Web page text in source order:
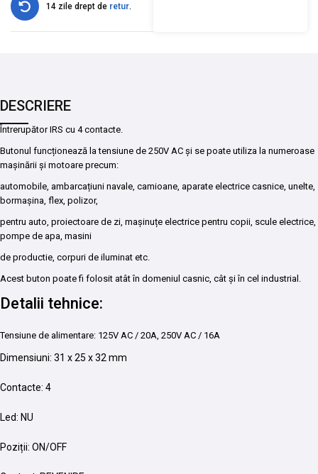
14 zile drept de retur.
DESCRIERE
Întrerupător IRS cu 4 contacte.
Butonul funcționează la tensiune de 250V AC și se poate utiliza la numeroase
mașinării și motoare precum:
automobile, ambarcațiuni navale, camioane, aparate electrice casnice, unelte,
bormașina, flex, polizor,
pentru auto, proiectoare de zi, mașinuțe electrice pentru copii, scule electrice,
pompe de apa, masini
de productie, corpuri de iluminat etc.
Acest buton poate fi folosit atât în domeniul casnic, cât și în cel industrial.
Detalii tehnice:
Tensiune de alimentare: 125V AC / 20A, 250V AC / 16A
Dimensiuni: 31 x 25 x 32 mm
Contacte: 4
Led: NU
Poziții: ON/OFF